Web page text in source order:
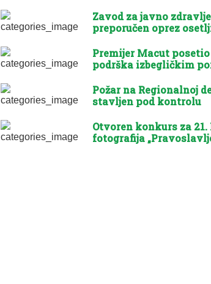
Zavod za javno
preporučen oprez
Premijer Macut
podrška izbegličkim
Požar na Regionalnoj
stavljen pod kontrolu
Otvoren konkurs za
fotografija